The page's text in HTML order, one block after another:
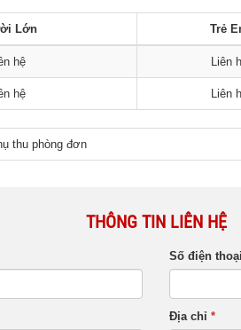
Lớn Trẻ
hệ Liên
hệ Liên
thu phòng đơn
THÔNG TIN LIÊN HỆ
Số điện thoại
Địa chỉ *